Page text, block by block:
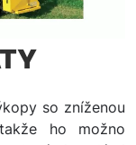
so zníženou
ho možno